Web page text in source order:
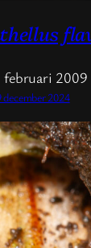
2009
december 2024